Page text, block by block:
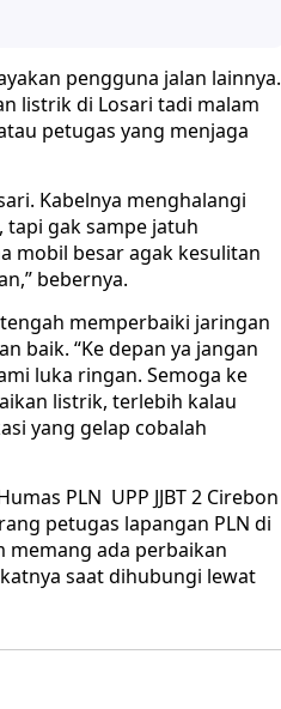
pengguna jalan lainnya.
listrik di Losari tadi malam
petugas yang menjaga
Kabelnya menghalangi
tapi gak sampe jatuh
mobil besar agak kesulitan
bebernya.
memperbaiki jaringan
baik. “Ke depan ya jangan
luka ringan. Semoga ke
listrik, terlebih kalau
yang gelap cobalah
PLN UPP JJBT 2 Cirebon
petugas lapangan PLN di
memang ada perbaikan
saat dihubungi lewat